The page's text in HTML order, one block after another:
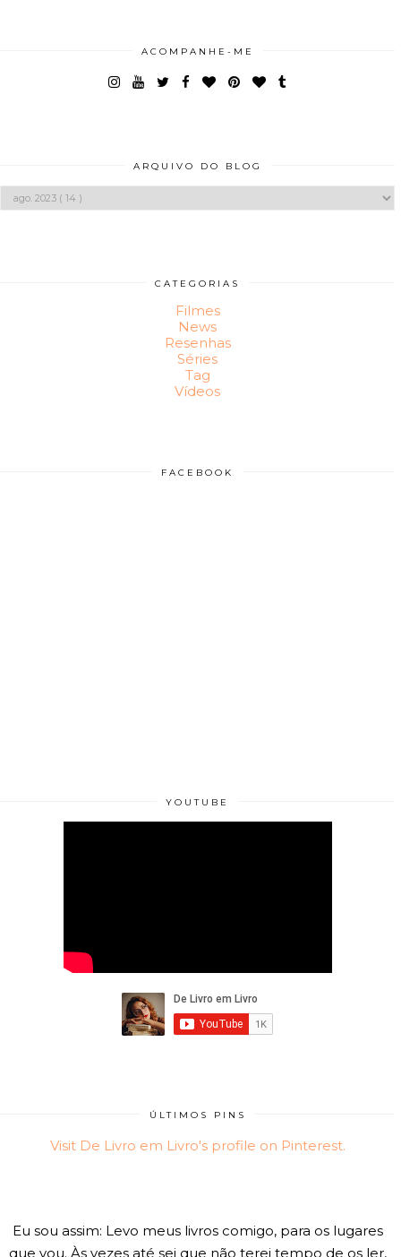
ACOMPANHE-ME
ARQUIVO DO BLOG
CATEGORIAS
Filmes
News
Resenhas
Séries
Tag
Vídeos
FACEBOOK
YOUTUBE
ÚLTIMOS PINS
Visit De Livro em Livro's profile on Pinterest.
Eu sou assim: Levo meus livros comigo, para os lugares
que vou. Às vezes até sei que não terei tempo de os ler,